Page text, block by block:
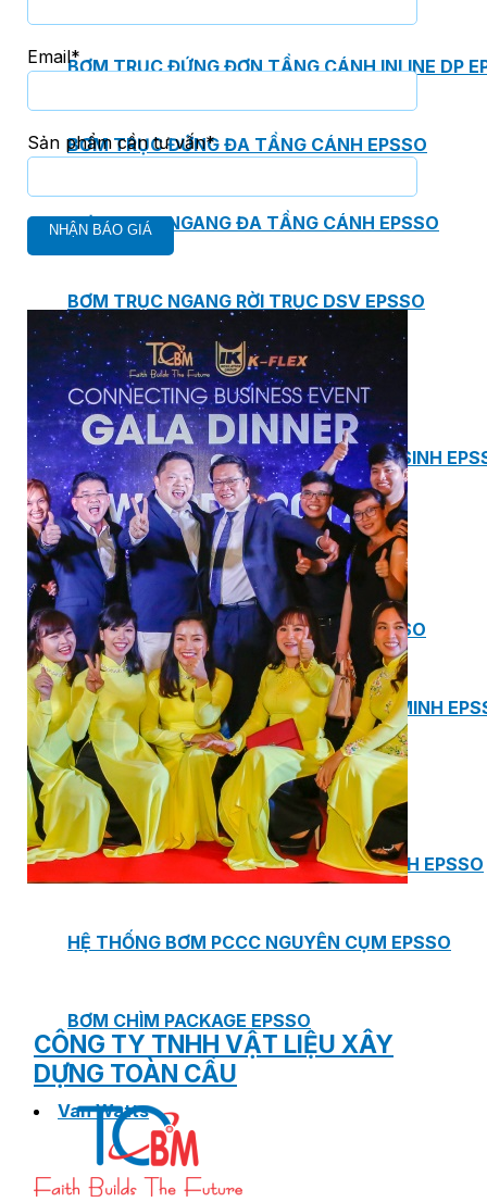
BƠM TRỤC ĐỨNG ĐƠN TẦNG CÁNH INLINE DP
BƠM TRỤC ĐỨNG ĐA TẦNG CÁNH EPSSO
BƠM TRỤC NGANG ĐA TẦNG CÁNH EPSSO
BƠM TRỤC NGANG RỜI TRỤC DSV EPSSO
BƠM CHÌM THOÁT NƯỚC EPSSO
HỆ THỐNG BƠM NÂNG NƯỚC THẢI VỆ SINH
HỆ THỐNG CẤP NƯỚC UỐNG EPSSO
HỆ THỐNG TÁCH DẦU NƯỚC THẢI EPSSO
HỆ THỐNG XỬ LÝ NƯỚC THẢI THÔNG MINH
PHÒNG BƠM (PUMP ROOM) EPSSO
TRẠM BƠM TÍCH HỢP SẴN THÔNG MINH EPSSO
HỆ THỐNG BƠM PCCC NGUYÊN CỤM EPSSO
BƠM CHÌM PACKAGE EPSSO
Van Watts
Email*
Sản phẩm cần tư vấn*
CÔNG TY TNHH VẬT LIỆU XÂY
DỰNG TOÀN CẦU